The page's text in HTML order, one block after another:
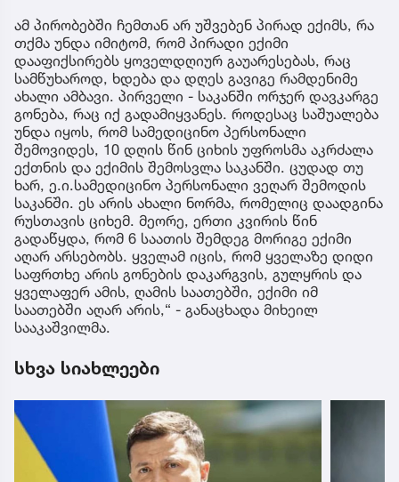
ამ პირობებში ჩემთან არ უშვებენ პირად ექიმს, რა
თქმა უნდა იმიტომ, რომ პირადი ექიმი
დააფიქსირებს ყოველდღიურ გაუარესებას, რაც
სამწუხაროდ, ხდება და დღეს გავიგე რამდენიმე
ახალი ამბავი. პირველი - საკანში ორჯერ დავკარგე
გონება, რაც იქ გადამიყვანეს. როდესაც საშუალება
უნდა იყოს, რომ სამედიცინო პერსონალი
შემოვიდეს, 10 დღის წინ ციხის უფროსმა აკრძალა
ექთნის და ექიმის შემოსვლა საკანში. ცუდად თუ
ხარ, ე.ი.სამედიცინო პერსონალი ვეღარ შემოდის
საკანში. ეს არის ახალი ნორმა, რომელიც დაადგინა
რუსთავის ციხემ. მეორე, ერთი კვირის წინ
გადაწყდა, რომ 6 საათის შემდეგ მორიგე ექიმი
აღარ არსებობს. ყველამ იცის, რომ ყველაზე დიდი
საფრთხე არის გონების დაკარგვის, გულყრის და
ყველაფერ ამის, ღამის საათებში, ექიმი იმ
საათებში აღარ არის,“ - განაცხადა მიხეილ
სააკაშვილმა.
სხვა სიახლეები